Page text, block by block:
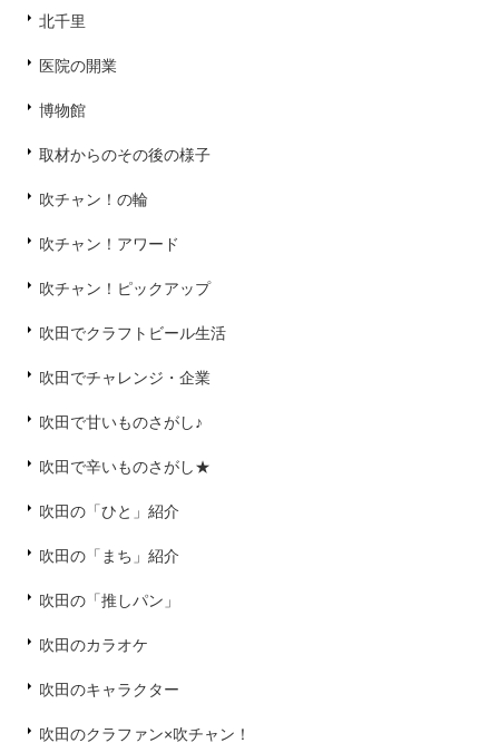
北千里
医院の開業
博物館
取材からのその後の様子
吹チャン！の輪
吹チャン！アワード
吹チャン！ピックアップ
吹田でクラフトビール生活
吹田でチャレンジ・企業
吹田で甘いものさがし♪
吹田で辛いものさがし★
吹田の「ひと」紹介
吹田の「まち」紹介
吹田の「推しパン」
吹田のカラオケ
吹田のキャラクター
吹田のクラファン×吹チャン！